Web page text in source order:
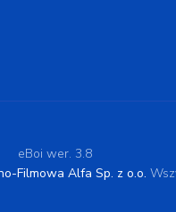
eBoi wer. 3.8
Filmowa Alfa Sp. z o.o.